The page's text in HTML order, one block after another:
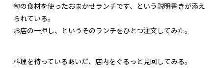
旬の食材を使ったおまかせランチです、という説明書きが添え
られている。
お店の一押し、というそのランチをひとつ注文してみた。
料理を待っているあいだ、店内をぐるっと見回してみる。